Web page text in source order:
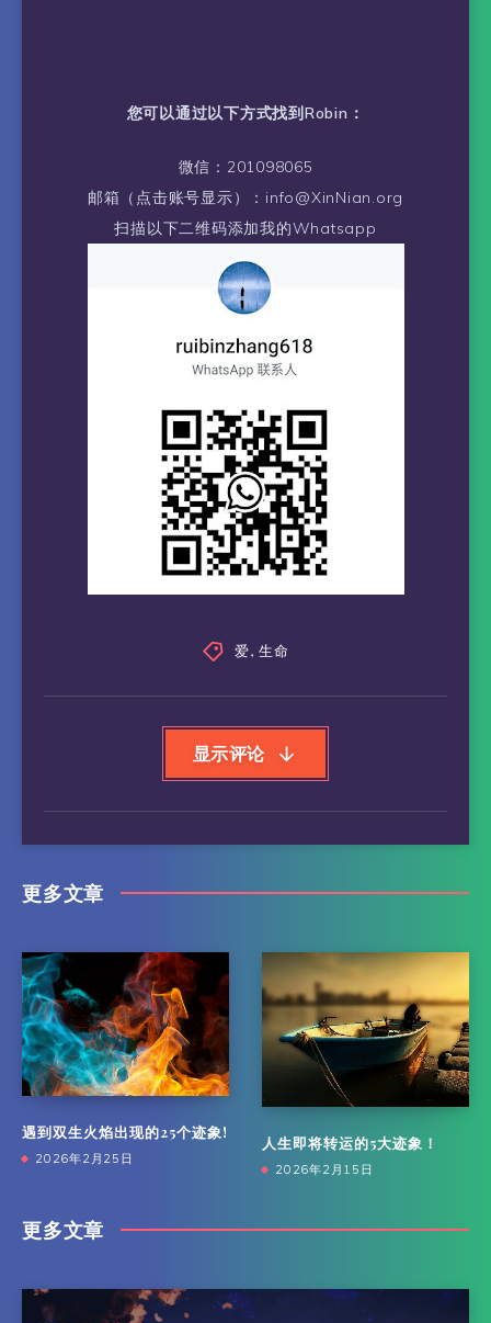
您可以通过以下方式找到Robin：
微信：201098065
邮箱（点击账号显示）：info@XinNian.org
扫描以下二维码添加我的Whatsapp
爱, 生命
显示评论
更多文章
遇到双生火焰出现的25个迹象!
2026年2月25日
人生即将转运的5大迹象！
2026年2月15日
更多文章